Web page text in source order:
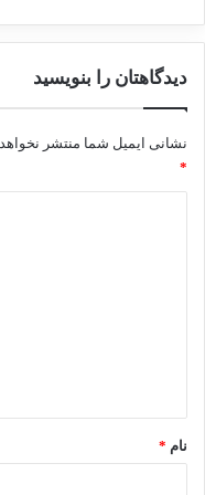
مجلس شورای اسلامی،
سخنانی عنوان داشت،
برخی کشورهای مدعی
نفرت‌پراکنی دو ثمره
دیدگاهتان را بنویسید
نشانی ایمیل شما منتشر
*
نام *